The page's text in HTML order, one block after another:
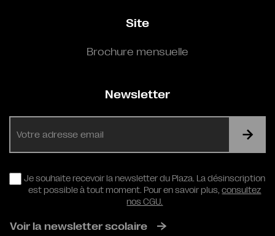
Site
Brochure mensuelle
Newsletter
RGPD
Je souhaite recevoir la newsletter du Plaza. La désinscription
est possible à tout moment. Pour en savoir plus,consultez
nos CGU.
Voir la newsletter scolaire